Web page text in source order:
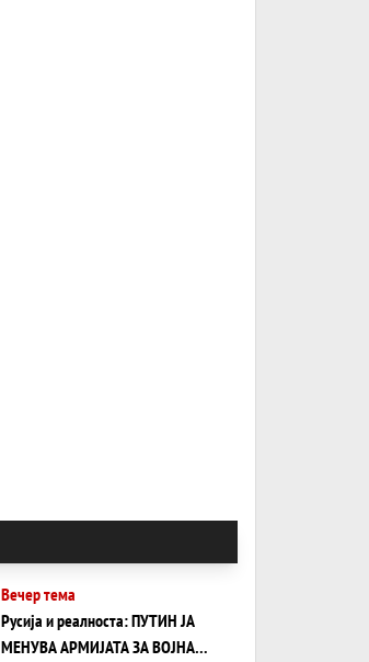
Вечер тема
Русија и реалноста: ПУТИН ЈА
МЕНУВА АРМИЈАТА ЗА ВОЈНА